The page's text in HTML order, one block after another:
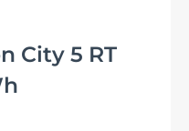
City 5 RT